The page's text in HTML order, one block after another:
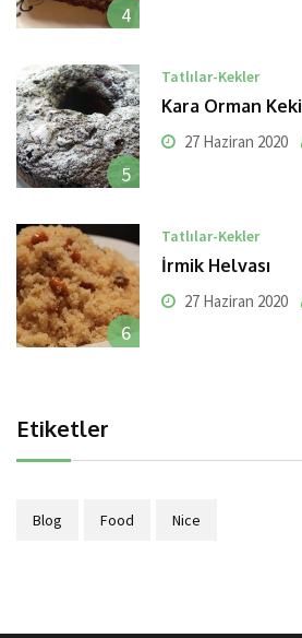
4
5
Tatlılar-Kekler
Kara Orman Keki
27 Haziran 2020
6
Tatlılar-Kekler
İrmik Helvası
27 Haziran 2020
Etiketler
Blog Food Nice